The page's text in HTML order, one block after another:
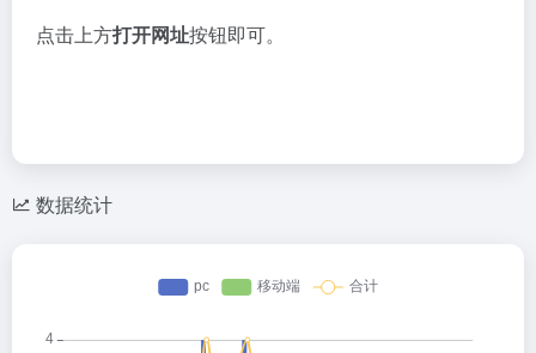
点击上方打开网址按钮即可。
数据统计